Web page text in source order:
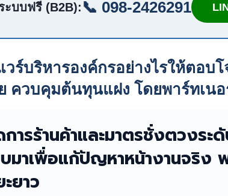
ะบบฟรี (B2B): 📞 098-2426291
ร์บริหารองค์กรอย่างไรให้ตอบ
ควบคุมต้นทุนแฝง โดยพาร์ทเนอ
การร้านค้าและมาตรชั่งตวงร
มาเพื่อแก้ปัญหาหน้างานจริง
ยาว